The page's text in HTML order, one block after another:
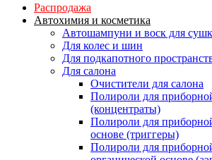
Распродажа
Автохимия и косметика
Автошампуни и воск для
Для колес и шин
Для подкапотного
Для салона
Очистители для салона
Полироли для
(концентраты)
Полироли для
основе (триггеры)
Полироли для